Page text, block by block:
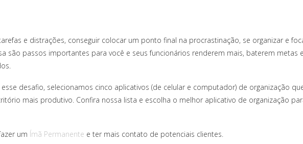
e distrações, conseguir colocar um ponto final na procrastinação, se organizar e
são passos importantes para você e seus funcionários renderem mais, baterem metas e
desafio, selecionamos cinco aplicativos (de celular e computador) de organização
mais produtivo. Confira nossa lista e escolha o melhor aplicativo de organização
um Ímã Permanente e ter mais contato de potenciais clientes.